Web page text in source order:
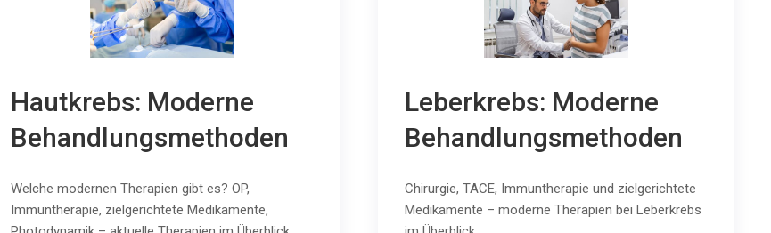
Hautkrebs: Moderne
Behandlungsmethoden
Welche modernen Therapien gibt es? OP,
Immuntherapie, zielgerichtete Medikamente,
Leberkrebs: Moderne
Behandlungsmethoden
Chirurgie, TACE, Immuntherapie und zielgerichtete
Medikamente – moderne Therapien bei Leberkrebs